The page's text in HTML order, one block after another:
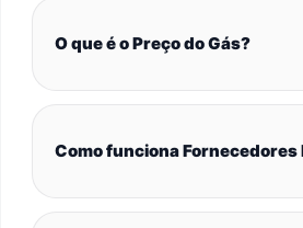
O que é o Preço do Gás?
Como funciona Fornecedores